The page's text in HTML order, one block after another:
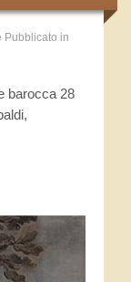
2018
Pubblicato in
barocca 28